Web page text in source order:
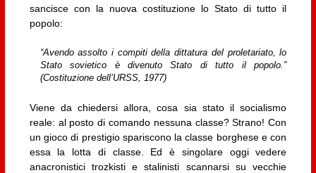
sancisce con la nuova costituzione lo Stato di tutto il
popolo:
“Avendo assolto i compiti della dittatura del proletariato, lo
Stato sovietico è divenuto Stato di tutto il popolo.”
(Costituzione dell’URSS, 1977)
Viene da chiedersi allora, cosa sia stato il socialismo
reale: al posto di comando nessuna classe? Strano! Con
un gioco di prestigio spariscono la classe borghese e con
essa la lotta di classe. Ed è singolare oggi vedere
anacronistici trozkisti e stalinisti scannarsi su vecchie